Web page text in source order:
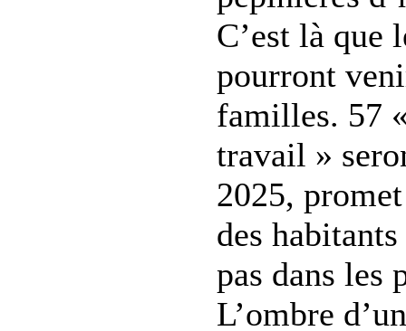
C’est là que
pourront
familles. 57
travail »
2025,
des
pas dans les
L’ombre